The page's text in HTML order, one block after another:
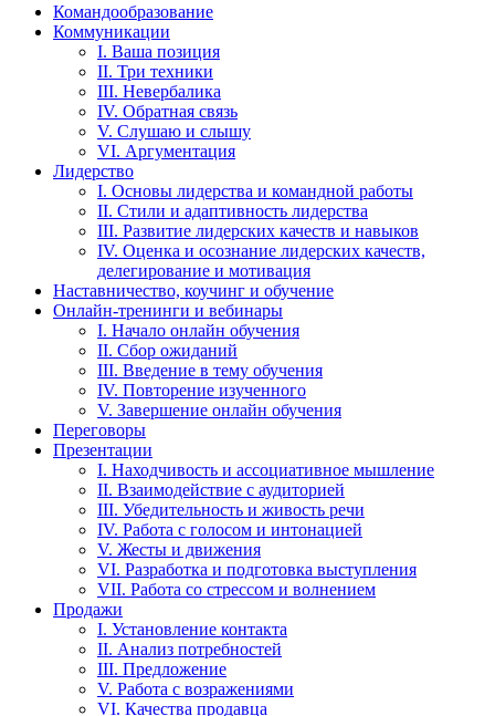
Командообразование
Коммуникации
I. Ваша позиция
II. Три техники
III. Невербалика
IV. Обратная связь
V. Слушаю и слышу
VI. Аргументация
Лидерство
I. Основы лидерства и командной работы
II. Стили и адаптивность лидерства
III. Развитие лидерских качеств и навыков
IV. Оценка и осознание лидерских качеств,
делегирование и мотивация
Наставничество, коучинг и обучение
Онлайн-тренинги и вебинары
I. Начало онлайн обучения
II. Сбор ожиданий
III. Введение в тему обучения
IV. Повторение изученного
V. Завершение онлайн обучения
Переговоры
Презентации
I. Находчивость и ассоциативное мышление
II. Взаимодействие с аудиторией
III. Убедительность и живость речи
IV. Работа с голосом и интонацией
V. Жесты и движения
VI. Разработка и подготовка выступления
VII. Работа со стрессом и волнением
Продажи
I. Установление контакта
II. Анализ потребностей
III. Предложение
V. Работа с возражениями
VI. Качества продавца